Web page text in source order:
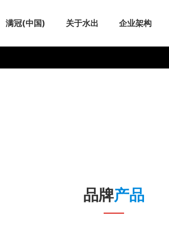
满冠(中国) 关于水出 企业架构
品牌产品